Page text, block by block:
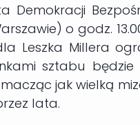
Demokracji
o godz.
Leszka Millera
sztabu będzie
jak wielką
lata.